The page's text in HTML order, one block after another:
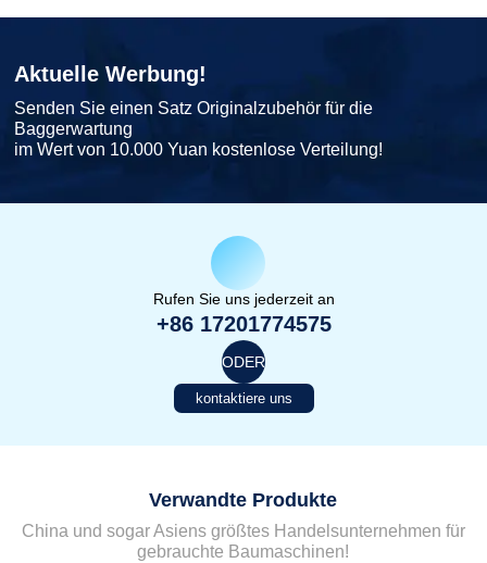
Aktuelle Werbung!
Senden Sie einen Satz Originalzubehör für die
Baggerwartung
im Wert von 10.000 Yuan kostenlose Verteilung!
Rufen Sie uns jederzeit an
+86 17201774575
ODER
kontaktiere uns
Verwandte Produkte
China und sogar Asiens größtes Handelsunternehmen für
gebrauchte Baumaschinen!